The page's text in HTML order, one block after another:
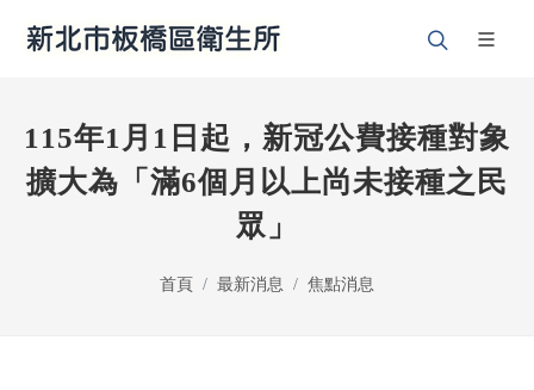
115年1月1日起，新冠公費接種對象
擴大為「滿6個月以上尚未接種之民
眾」
首頁 最新消息 焦點消息